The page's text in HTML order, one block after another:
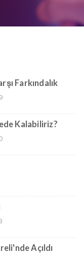
Farkındalık
Kalabiliriz?
Açıldı